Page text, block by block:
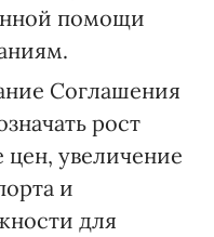
помощи
Соглашения
рост
увеличение
и
для